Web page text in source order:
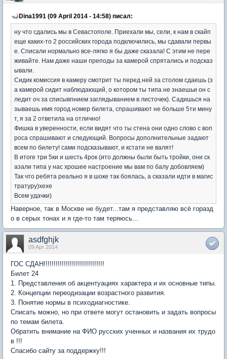
Dina1991 (09 April 2014 - 14:58) писал:
ну что сдались мы в Севастополе. Приехали мы, сели, к нам в скайп
еще каких-то 2 российских города подключились, мы сдавали первы
е. Списали нормально все-лягко я бы даже сказала! С этим не пере
живайте. Нам даже наши преподы за камерой спрятались и подсказ
ывали.
Сидик комиссия в камеру смотрит ты перед ней за столом сдаешь (з
а камерой сидит наблюдающий, о котором ты типа не знаешьи он с
ледит оч за списывпнием заглядыванием в листочек). Садишься на
зываешь имя город номер билета, спрашивают не больше 5ти мину
т, я за 2 ответила на отлично!
Фишка в уверенности, если видят что ты стена они одно слово с воп
роса спрашивают и следующий. Вопросы дополнительные задают
всем по билету! сами подсказывают, и кстати не валят!
В итоге три 5ки и шесть 4рок (ито должны были быть тройки, они ск
азали типа у нас хрошее настроение мы вам по балу добовляем)
Так что ребята реально я в шоке так боялась, а сказали идти в магис
тратуру)хехе
Всем удачки)
Наверное, так в Москве не будет...там я представляю всё горазд
о в серых тонах и я где-то там теряюсь...
asdfghjk
09 Apr 2014
ГОС СДАН!!!!!!!!!!!!!!!!!!!!!!!!!!!!!!
Билет 24
1. Представления об акцентуациях характера и их основные типы.
2. Концепции переодизации возрастного развития.
3. Понятие нормы в психодиагностике.
Списать можно, но при ответе могут остановить и задать вопросы
по темам билета.
Обратить внимание на ФИО русских ученных и названия их трудо
в !!!
Спасибо сайту за поддержку!!!